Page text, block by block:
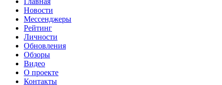
Новости
Мессенджеры
Рейтинг
Личности
Обновления
Обзоры
Видео
О проекте
Контакты